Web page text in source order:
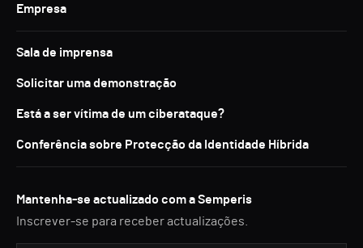
Empresa
Sala de imprensa
Solicitar uma demonstração
Está a ser vítima de um ciberataque?
Conferência sobre Protecção da Identidade Híbrida
Mantenha-se actualizado com a Semperis
Inscrever-se para receber actualizações.